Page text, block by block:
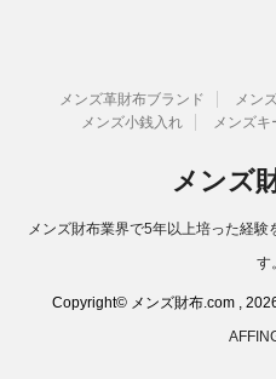
メンズ革財布ブランド メン
メンズ小銭入れ
メンズキ
メンズ
メンズ財布業界で5年以上培った経
す。
Copyright© メンズ財布.com ,